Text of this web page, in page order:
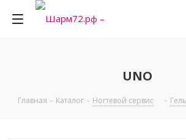
UNO
Главная - Каталог - Ногтевой сервис -